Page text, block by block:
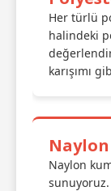
Her türlü
halindeki
karışımı
Naylon
sunuyoruz.